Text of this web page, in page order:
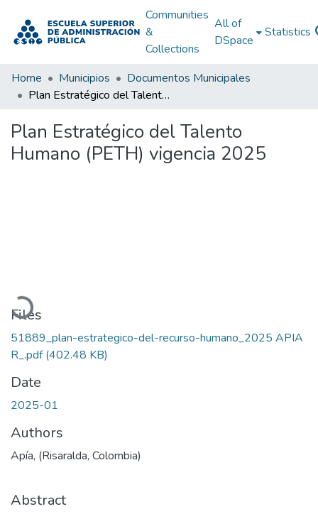
Communities
&
Collections
All of
DSpace
Statistics
Home Municipios
Documentos Municipales
Plan Estratégico del Talento Humano (PETH) vigencia 2025
Plan Estratégico del Talento
Humano (PETH) vigencia 2025
Loading...
Files
51889_plan-estrategico-del-recurso-humano_2025 APIA
R_.pdf(402.48 KB)
Date
2025-01
Authors
Apía, (Risaralda, Colombia)
Abstract